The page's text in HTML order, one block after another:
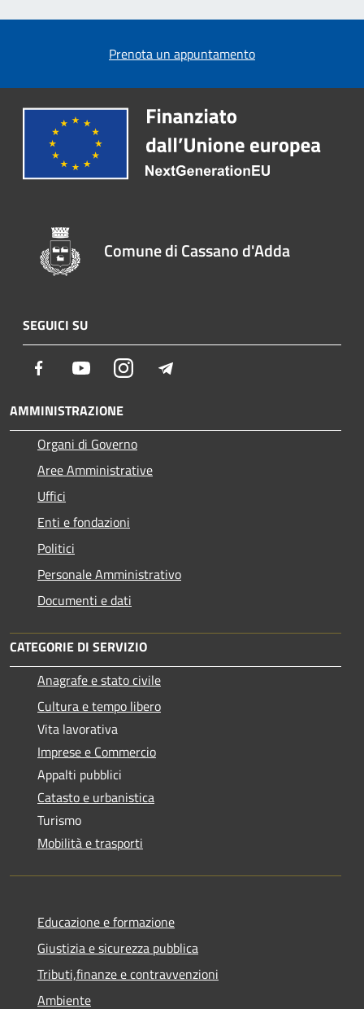
Prenota un appuntamento
Comune di Cassano d'Adda
SEGUICI SU
Facebook YoutubeInstagram
AMMINISTRAZIONE
Organi di Governo
Aree Amministrative
Uffici
Enti e fondazioni
Politici
Personale Amministrativo
Documenti e dati
CATEGORIE DI SERVIZIO
Anagrafe e stato civile
Cultura e tempo libero
Vita lavorativa
Imprese e Commercio
Appalti pubblici
Catasto e urbanistica
Turismo
Mobilità e trasporti
Educazione e formazione
Giustizia e sicurezza pubblica
Tributi,finanze e contravvenzioni
Ambiente